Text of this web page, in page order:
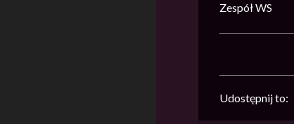
Zespół WS
Udostępnij to: